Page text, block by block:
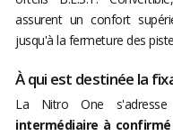
assurent un confort
jusqu'à la fermeture des
À qui est destinée la
La Nitro One
intermédiaire à confirmé